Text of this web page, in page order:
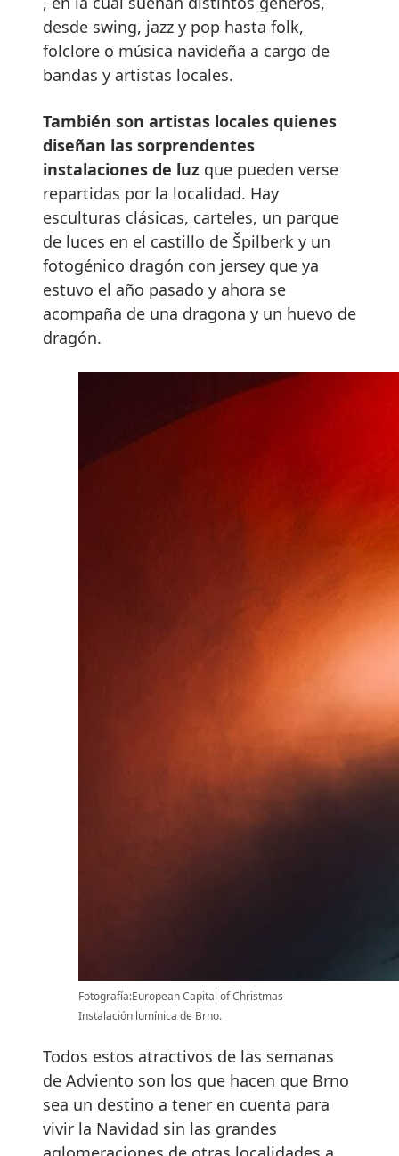
desde swing, jazz y pop hasta folk,
folclore o música navideña a cargo de
bandas y artistas locales.
También son artistas locales quienes
diseñan las sorprendentes
instalaciones de luz que pueden verse
repartidas por la localidad. Hay
esculturas clásicas, carteles, un parque
de luces en el castillo de Špilberk y un
fotogénico dragón con jersey que ya
estuvo el año pasado y ahora se
acompaña de una dragona y un huevo de
dragón.
Fotografía:European Capital of Christmas
Instalación lumínica de Brno.
Todos estos atractivos de las semanas
de Adviento son los que hacen que Brno
sea un destino a tener en cuenta para
vivir la Navidad sin las grandes